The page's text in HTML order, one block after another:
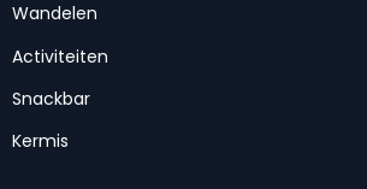
Wandelen
Activiteiten
Snackbar
Kermis